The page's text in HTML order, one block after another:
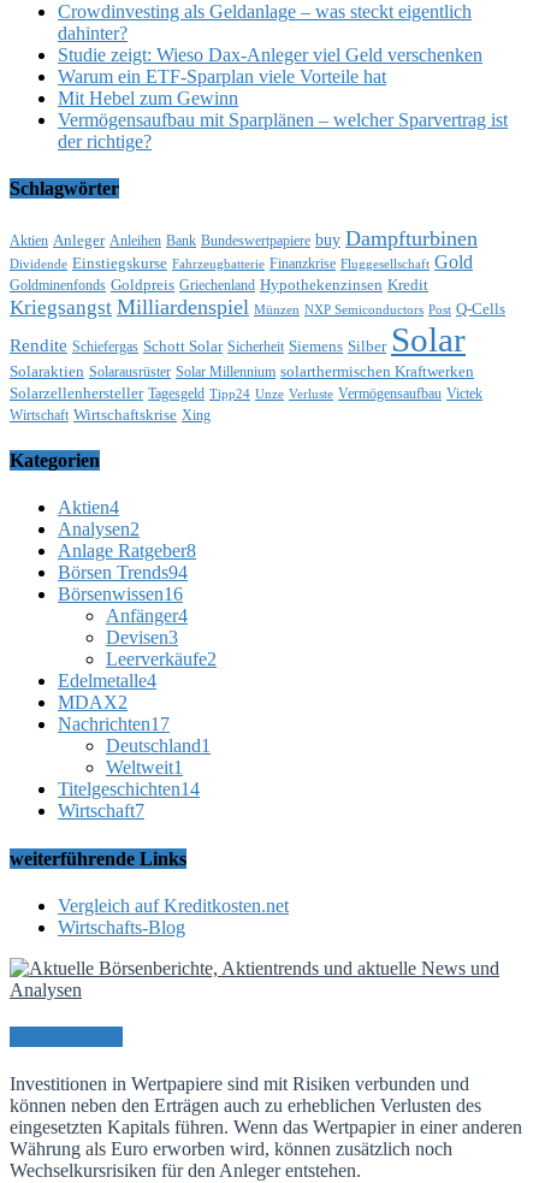
Crowdinvesting als Geldanlage – was steckt eigentlich
dahinter?
Studie zeigt: Wieso Dax-Anleger viel Geld verschenken
Warum ein ETF-Sparplan viele Vorteile hat
Mit Hebel zum Gewinn
Vermögensaufbau mit Sparplänen – welcher Sparvertrag ist
der richtige?
Schlagwörter
Aktien Anleger Anleihen Bank Bundeswertpapiere buy Dampfturbinen
Dividende Einstiegskurse Fahrzeugbatterie Finanzkrise Fluggesellschaft Gold
Goldminenfonds Goldpreis Griechenland Hypothekenzinsen Kredit
Kriegsangst Milliardenspiel Münzen NXP Semiconductors Post Q-Cells
Rendite Schiefergas Schott Solar Sicherheit Siemens Silber Solar
Solaraktien Solarausrüster Solar Millennium solarthermischen Kraftwerken
Solarzellenhersteller Tagesgeld Tipp24 Unze Verluste Vermögensaufbau Victek
Wirtschaft Wirtschaftskrise Xing
Kategorien
Aktien4
Analysen2
Anlage Ratgeber8
Börsen Trends94
Börsenwissen16
Anfänger4
Devisen3
Leerverkäufe2
Edelmetalle4
MDAX2
Nachrichten17
Deutschland1
Weltweit1
Titelgeschichten14
Wirtschaft7
weiterführende Links
Vergleich auf Kreditkosten.net
Wirtschafts-Blog
Investitionen in Wertpapiere sind mit Risiken verbunden und
können neben den Erträgen auch zu erheblichen Verlusten des
eingesetzten Kapitals führen. Wenn das Wertpapier in einer anderen
Währung als Euro erworben wird, können zusätzlich noch
Wechselkursrisiken für den Anleger entstehen.